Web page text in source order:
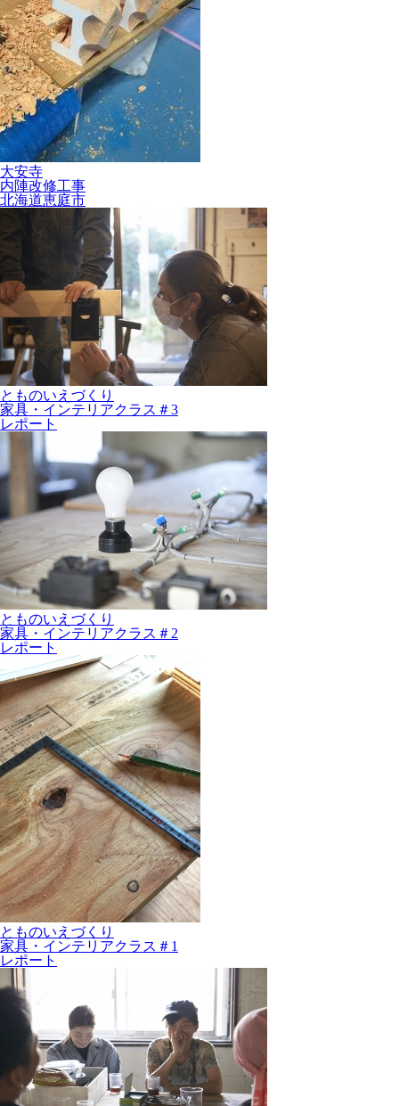
大安寺
内陣改修工事
北海道恵庭市
とものいえづくり
家具・インテリアクラス＃3
レポート
とものいえづくり
家具・インテリアクラス＃2
レポート
とものいえづくり
家具・インテリアクラス＃1
レポート